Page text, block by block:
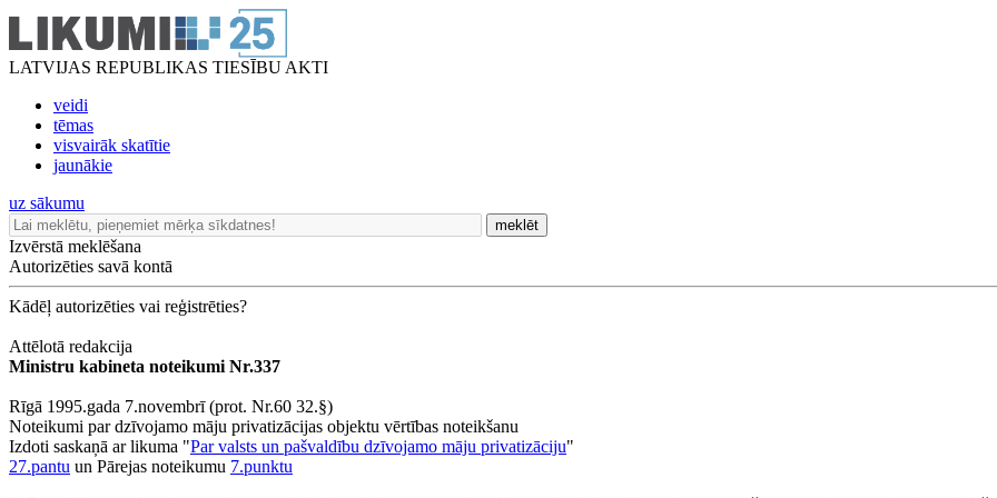
LATVIJAS REPUBLIKAS TIESĪBU AKTI
veidi
tēmas
visvairāk skatītie
jaunākie
uz sākumu
meklēt
Izvērstā meklēšana
Autorizēties savā kontā
Kādēļ autorizēties vai reģistrēties?
Attēlotā redakcija
Ministru kabineta noteikumi Nr.337
Rīgā 1995.gada 7.novembrī (prot. Nr.60 32.§)
Noteikumi par dzīvojamo māju privatizācijas objektu vērtības noteikšanu
Izdoti saskaņā ar likuma "Par valsts un pašvaldību dzīvojamo māju privatizāciju"
27.pantu un Pārejas noteikumu 7.punktu